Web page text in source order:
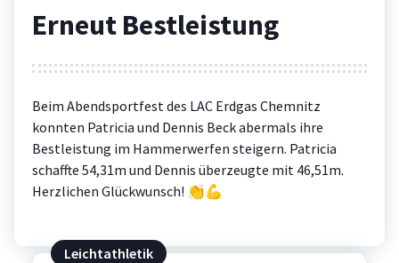
Erneut Bestleistung
Beim Abendsportfest des LAC Erdgas Chemnitz
konnten Patricia und Dennis Beck abermals ihre
Bestleistung im Hammerwerfen steigern. Patricia
schaffte 54,31m und Dennis überzeugte mit 46,51m.
Herzlichen Glückwunsch! 👏💪
Leichtathletik